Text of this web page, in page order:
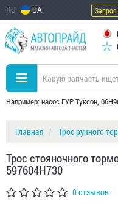
RU UA
Например: насос ГУР Туксон,
Главная Трос ручного
Трос стояночного
597604H730
0 отзывов